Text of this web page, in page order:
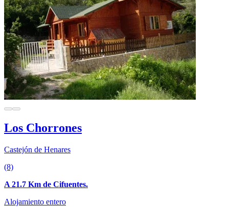
Los Chorrones
Castejón de Henares
(8)
A 21.7 Km de Cifuentes.
Alojamiento entero